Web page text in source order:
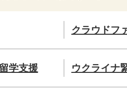
クラウドフ
学支援 ウクライナ